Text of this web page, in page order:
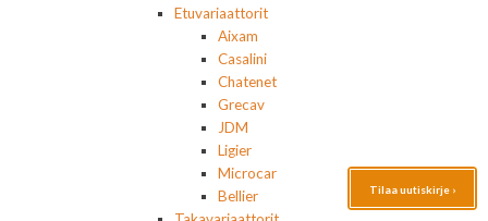
Etuvariaattorit
Aixam
Casalini
Chatenet
Grecav
JDM
Ligier
Microcar
Bellier
Tilaa uutiskirje ›